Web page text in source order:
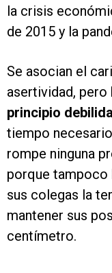
la crisis
de 2015 y la
Se asocian el
asertividad, pero
principio
tiempo
rompe ninguna
porque tampoco
sus colegas la
mantener sus
centímetro.